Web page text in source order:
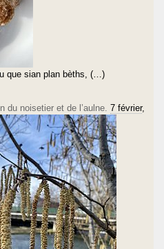
que sian plan bèths, (…)
du noisetier et de l’aulne. 7 février,